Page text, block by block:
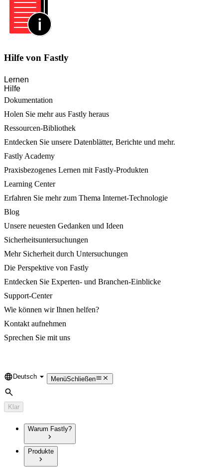
Hilfe von Fastly
Lernen
Hilfe
Dokumentation
Holen Sie mehr aus Fastly heraus
Ressourcen-Bibliothek
Entdecken Sie unsere Datenblätter, Berichte und mehr.
Fastly Academy
Praxisbezogenes Lernen mit Fastly-Produkten
Learning Center
Erfahren Sie mehr zum Thema Internet-Technologie
Blog
Unsere neuesten Gedanken und Ideen
Sicherheitsuntersuchungen
Mehr Sicherheit durch Untersuchungen
Die Perspektive von Fastly
Entdecken Sie Experten- und Branchen-Einblicke
Support-Center
Wie können wir Ihnen helfen?
Kontakt aufnehmen
Sprechen Sie mit uns
Language
Deutsch MenüSchließen
Suche
Klar
Warum Fastly?
Produkte